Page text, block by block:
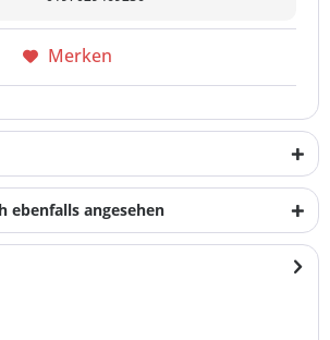
Merken
ebenfalls angesehen